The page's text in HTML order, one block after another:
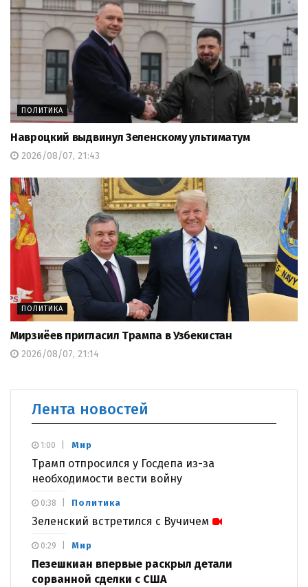
ПОЛИТИКА
Навроцкий выдвинул Зеленскому ультиматум
2026/08/07, 21:43
ПОЛИТИКА
Мирзиёев пригласил Трампа в Узбекистан
2026/08/07, 21:14
Лента новостей
Мир
Трамп отпросился у Госдепа из-за
необходимости вести войну
1:00
Политика
Зеленский встретился с Вучичем
0:38
Мир
Пезешкиан впервые раскрыл детали
сорванной сделки с США
0:29